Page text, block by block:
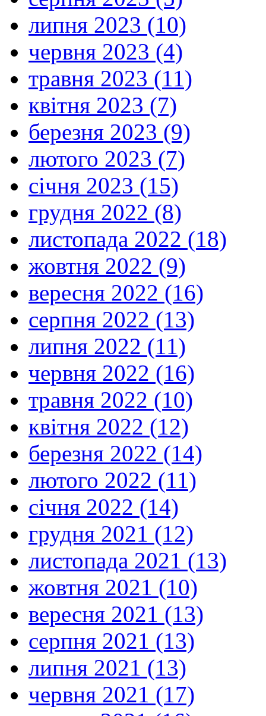
липня 2023 (10)
червня 2023 (4)
травня 2023 (11)
квітня 2023 (7)
березня 2023 (9)
лютого 2023 (7)
січня 2023 (15)
грудня 2022 (8)
листопада 2022 (18)
жовтня 2022 (9)
вересня 2022 (16)
серпня 2022 (13)
липня 2022 (11)
червня 2022 (16)
травня 2022 (10)
квітня 2022 (12)
березня 2022 (14)
лютого 2022 (11)
січня 2022 (14)
грудня 2021 (12)
листопада 2021 (13)
жовтня 2021 (10)
вересня 2021 (13)
серпня 2021 (13)
липня 2021 (13)
червня 2021 (17)